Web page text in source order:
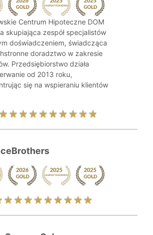
Centrum Hipoteczne DOM
skupiająca zespół specjalistów
doświadczeniem, świadcząca
doradztwo w zakresie
Przedsiębiorstwo działa
od 2013 roku,
się na wspieraniu klientów